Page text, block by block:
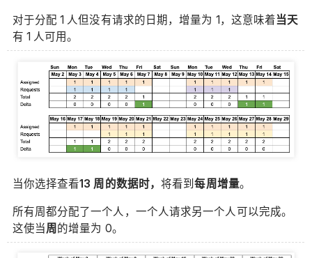
对于分配 1 人但没有请求的日期，增量为 1，这意味着当天
有 1 人可用。
当你选择查看13 周的数据时，将看到每周增量。
所有周都分配了一个人，一个人请求另一个人可以完成。
这使当周 的增量为 0。